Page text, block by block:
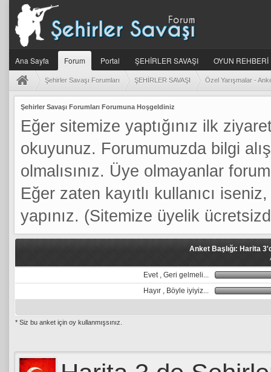
Ana Sayfa Forum Portal ŞEHİRLER SAVAŞI OYUN REHBERİ
Şehirler Savaşı Forumları ŞEHİRLER SAVAŞI Özel Yarışmalar -
Şehirler Savaşı Forumları Forumuna Hoşgeldiniz
Eğer sitemize yaptığınız ilk
okuyunuz. Forumumuzda bilgi
olmalısınız. Üye olmayanlar
Eğer zaten kayıtlı kullanıcı
yapınız. (Sitemize üyelik
Anket Başlığı: Harita
Evet , Geri gelmeli...
Hayır , Böyle iyiyiz...
* Siz bu anket için oy kullanmışsınız.